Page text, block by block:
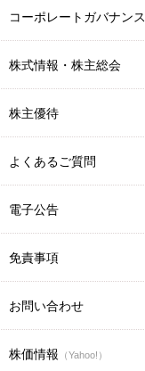
コーポレートガバナンス
株式情報・株主総会
株主優待
よくあるご質問
電子公告
免責事項
お問い合わせ
株価情報 （Yahoo!）